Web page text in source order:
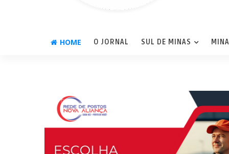
HOME O JORNAL SUL DE MINAS